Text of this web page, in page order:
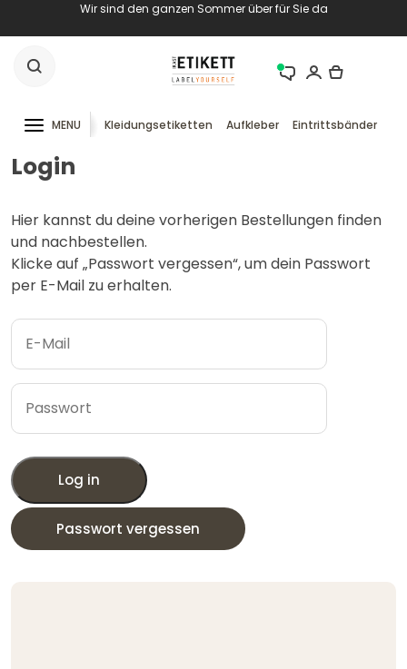
Wir sind den ganzen Sommer über für Sie da
MENU Kleidungsetiketten Aufkleber Eintrittsbänder
Login
Hier kannst du deine vorherigen Bestellungen finden
und nachbestellen.
Klicke auf „Passwort vergessen“, um dein Passwort
per E-Mail zu erhalten.
Log in
Passwort vergessen